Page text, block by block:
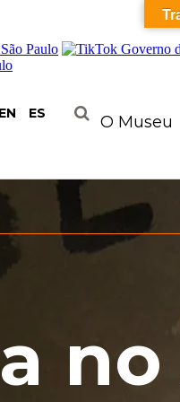
EN ES O Museu